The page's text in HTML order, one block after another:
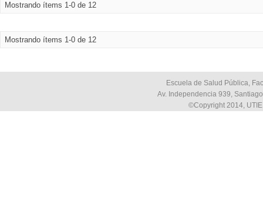
Mostrando ítems 1-0 de 12
Mostrando ítems 1-0 de 12
Escuela de Salud Pública,
Av. Independencia 939,
©Copyright 2014,